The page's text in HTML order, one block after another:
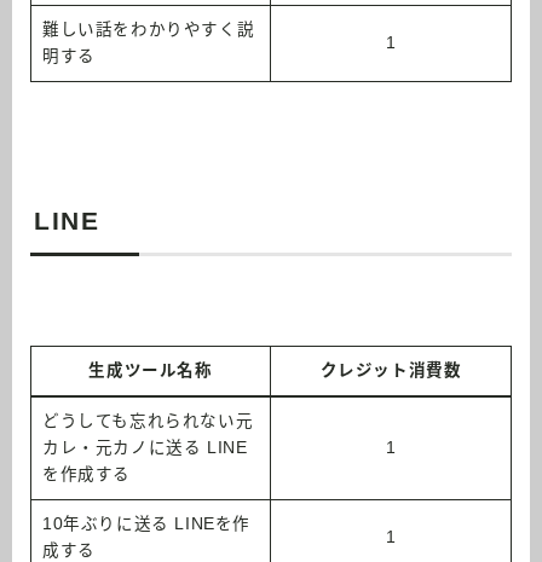
難しい話をわかりやすく説
明する
1
LINE
生成ツール名称 クレジット消費数
どうしても忘れられない元
カレ・元カノに送る LINE
を作成する
1
10年ぶりに送る LINEを作
成する
1